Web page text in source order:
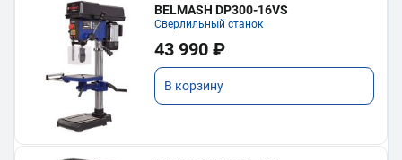
BELMASH DP300-16VS
Сверлильный станок
43 990 ₽
В корзину